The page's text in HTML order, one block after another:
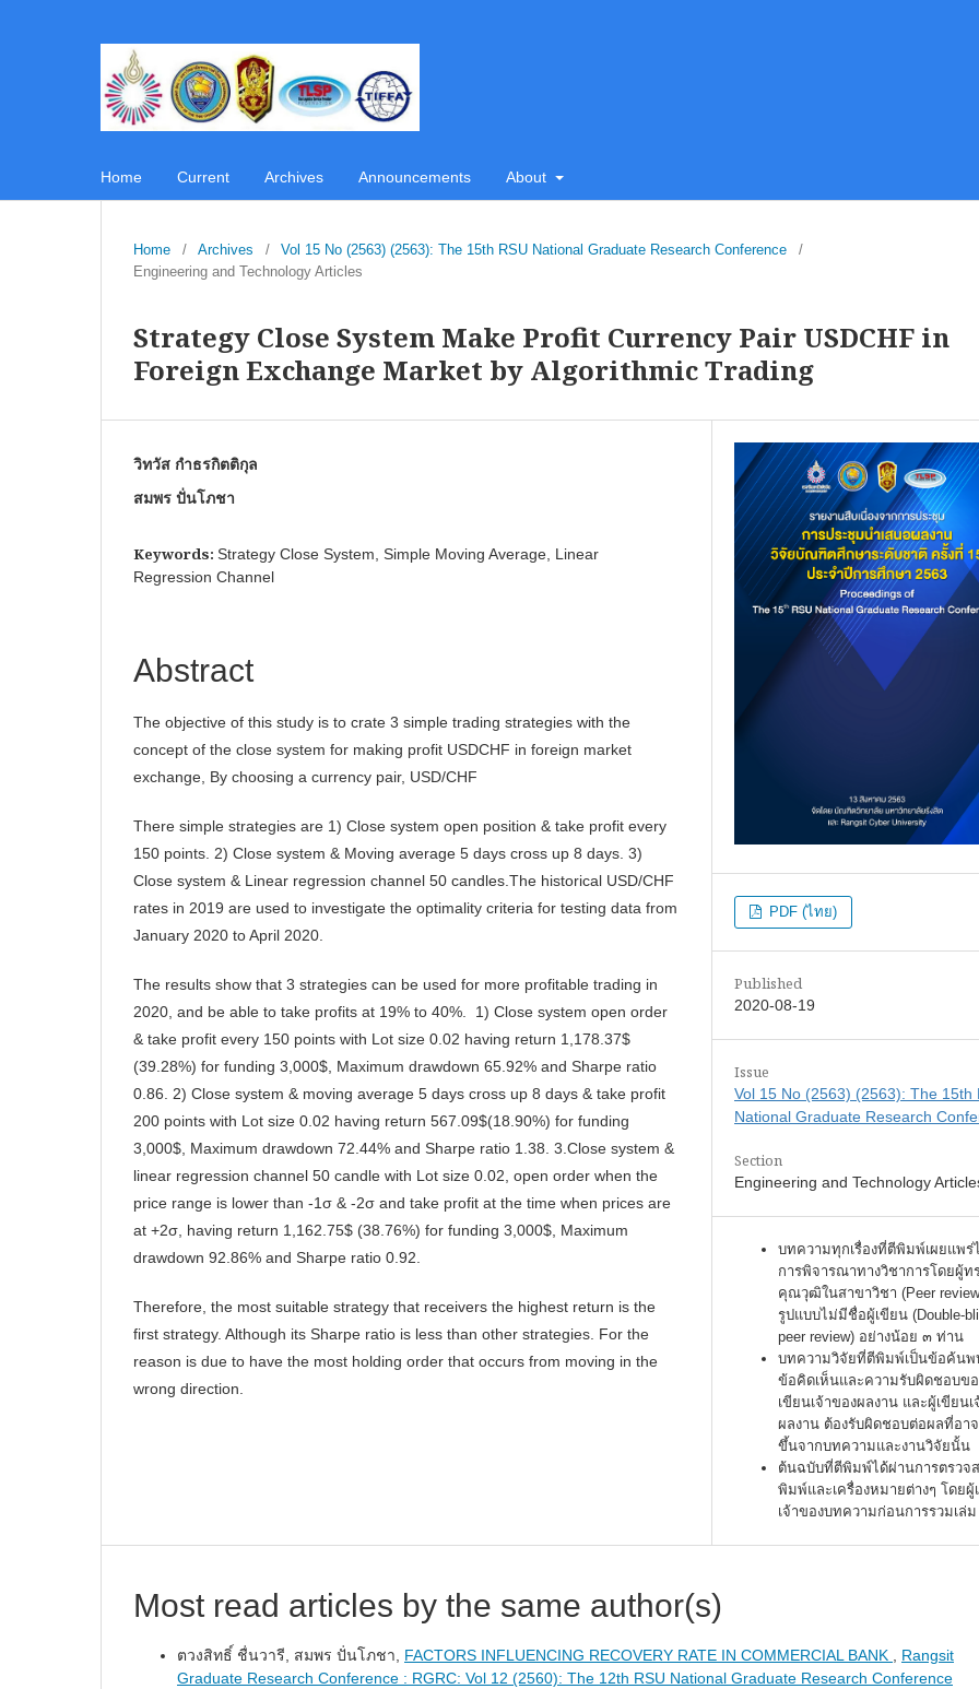
Home Current Archives Announcements About
Home / Archives / Vol 15 No (2563) (2563): The 15th RSU National Graduate Research Conference
/
Engineering and Technology Articles
Strategy Close System Make Profit Currency Pair USDCHF in
Foreign Exchange Market by Algorithmic Trading
วิทวัส กำธรกิตติกุล
สมพร ปั่นโภชา
Keywords: Strategy Close System, Simple Moving Average, Linear
Regression Channel
Abstract
The objective of this study is to crate 3 simple trading strategies with the
concept of the close system for making profit USDCHF in foreign market
exchange, By choosing a currency pair, USD/CHF
There simple strategies are 1) Close system open position & take profit every
150 points. 2) Close system & Moving average 5 days cross up 8 days. 3)
Close system & Linear regression channel 50 candles.The historical USD/CHF
rates in 2019 are used to investigate the optimality criteria for testing data from
January 2020 to April 2020.
The results show that 3 strategies can be used for more profitable trading in
2020, and be able to take profits at 19% to 40%. 1) Close system open order
& take profit every 150 points with Lot size 0.02 having return 1,178.37$
(39.28%) for funding 3,000$, Maximum drawdown 65.92% and Sharpe ratio
0.86. 2) Close system & moving average 5 days cross up 8 days & take profit
200 points with Lot size 0.02 having return 567.09$(18.90%) for funding
3,000$, Maximum drawdown 72.44% and Sharpe ratio 1.38. 3.Close system &
linear regression channel 50 candle with Lot size 0.02, open order when the
price range is lower than -1σ & -2σ and take profit at the time when prices are
at +2σ, having return 1,162.75$ (38.76%) for funding 3,000$, Maximum
drawdown 92.86% and Sharpe ratio 0.92.
Therefore, the most suitable strategy that receivers the highest return is the
first strategy. Although its Sharpe ratio is less than other strategies. For the
reason is due to have the most holding order that occurs from moving in the
wrong direction.
PDF (ไทย)
Published
2020-08-19
Issue
Vol 15 No (2563) (2563): The 15th
National Graduate Research
Section
Engineering and Technology
บทความทุกเรื่องที่ตีพิมพ์เผยแพร่
การพิจารณาทางวิชาการโดยผู้ท
คุณวุฒิในสาขาวิชา (Peer
รูปแบบไม่มีชื่อผู้เขียน (Double-
peer review) อย่างน้อย ๓ ท่าน
บทความวิจัยที่ตีพิมพ์เป็นข้อค้นพ
ข้อคิดเห็นและความรับผิดชอบข
เขียนเจ้าของผลงาน และผู้เขียนเ
ผลงาน ต้องรับผิดชอบต่อผลที่อาจ
ขึ้นจากบทความและงานวิจัยนั้น
ต้นฉบับที่ตีพิมพ์ได้ผ่านการตรวจ
พิมพ์และเครื่องหมายต่างๆ โดยผู้
เจ้าของบทความก่อนการรวมเล่ม
Most read articles by the same author(s)
ตวงสิทธิ์ ชื่นวารี, สมพร ปั่นโภชา, FACTORS INFLUENCING RECOVERY RATE IN COMMERCIAL BANK
Rangsit
Graduate Research Conference : RGRC: Vol 12 (2560): The 12th RSU National Graduate Research Conference